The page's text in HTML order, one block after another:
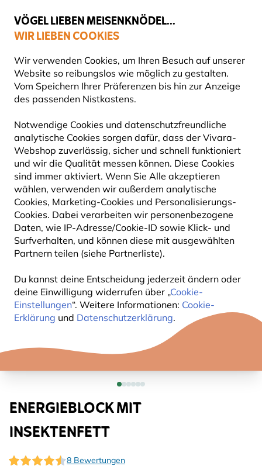
VÖGEL LIEBEN MEISENKNÖDEL...
WIR LIEBEN COOKIES
Wir verwenden Cookies, um Ihren Besuch auf unserer
Website so reibungslos wie möglich zu gestalten.
Vom Speichern Ihrer Präferenzen bis hin zur Anzeige
des passenden Nistkastens.
Notwendige Cookies und datenschutzfreundliche
analytische Cookies sorgen dafür, dass der Vivara-
Webshop zuverlässig, sicher und schnell funktioniert
und wir die Qualität messen können. Diese Cookies
sind immer aktiviert. Wenn Sie Alle akzeptieren
wählen, verwenden wir außerdem analytische
Cookies, Marketing-Cookies und Personalisierungs-
Cookies. Dabei verarbeiten wir personenbezogene
Daten, wie IP-Adresse/Cookie-ID sowie Klick- und
Surfverhalten, und können diese mit ausgewählten
Partnern teilen (siehe Partnerliste).
Du kannst deine Entscheidung jederzeit ändern oder
deine Einwilligung widerrufen über „Cookie-
Einstellungen“. Weitere Informationen: Cookie-
Erklärung und Datenschutzerklärung.
Top-bewertet in 11 Ländern
Gratis Versand ab 65 €
Vogelfutter Fettfutter für Vögel
10% RABATT
ENERGIEBLOCK MIT
INSEKTENFETT
8 Bewertungen